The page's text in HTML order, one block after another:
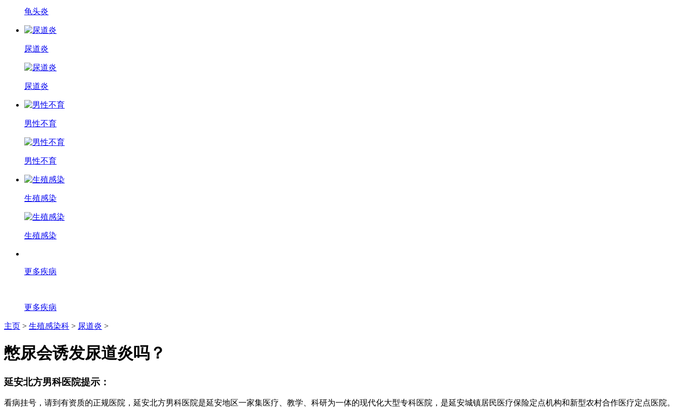
龟头炎
尿道炎
尿道炎
男性不育
男性不育
生殖感染
生殖感染
更多疾病
更多疾病
主页 > 生殖感染科 > 尿道炎 >
憋尿会诱发尿道炎吗？
延安北方男科医院提示：
看病挂号，请到有资质的正规医院，延安北方男科医院是延安地区一家集医疗、教学、科研为一体的现代化大型专科医院，是延安城镇居民医疗保险定点机构和新型农村合作医疗定点医院。